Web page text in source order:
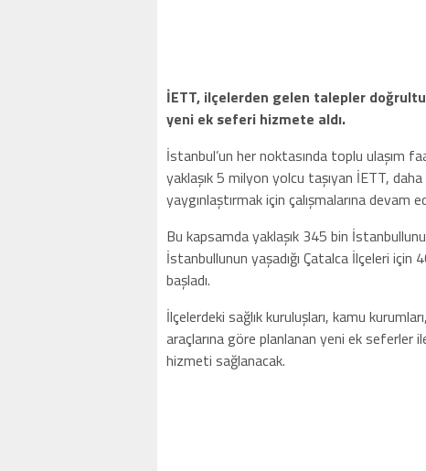
İETT, ilçelerden gelen talepler
yeni ek seferi hizmete aldı.
İstanbul’un her noktasında toplu ulaşım
yaklaşık 5 milyon yolcu taşıyan İETT,
yaygınlaştırmak için çalışmalarına devam
Bu kapsamda yaklaşık 345 bin
İstanbullunun yaşadığı Çatalca İlçeleri
başladı.
İlçelerdeki sağlık kuruluşları, kamu
araçlarına göre planlanan yeni ek seferler
hizmeti sağlanacak.